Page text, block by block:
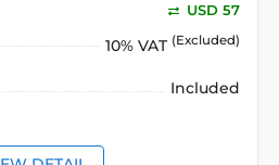
USD 57
10% VAT (Excluded)
Included